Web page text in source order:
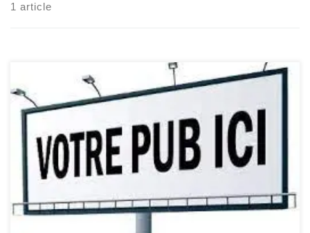
1 article
Le monde de la publicité : un art au service des marques La
publicité est un domaine fascinant qui joue un rôle essentiel dans
la promotion des produits et services. C’est une forme d’art qui
combine créativité, stratégie et communication pour atteindre les
consommateurs et influencer leurs décisions d’achat. Les […]